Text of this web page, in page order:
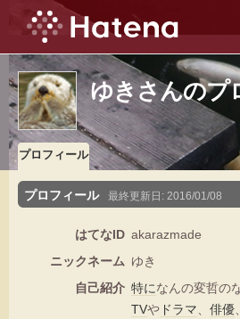
ゆきさんのプ
プロフィール
プロフィール 最終更新日: 2016/01/08
はてなID akarazmade
ニックネーム ゆき
自己紹介 特になんの変哲の
TVや ドラマ、 俳優、